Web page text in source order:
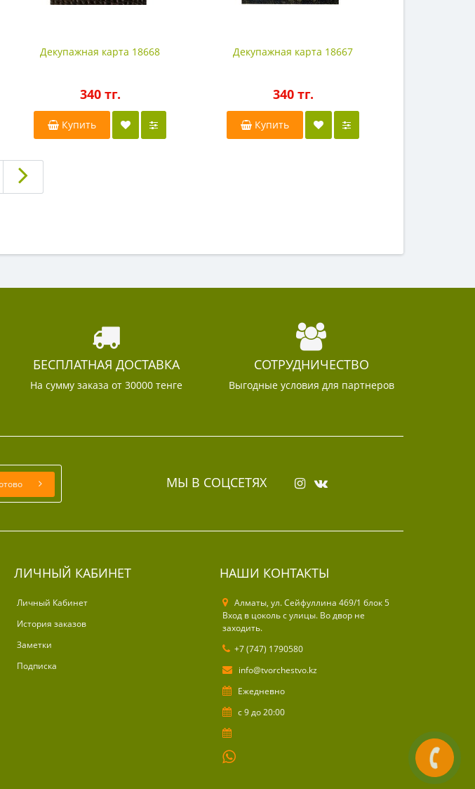
Декупажная карта 18668
340 тг.
Купить
Декупажная карта 18667
340 тг.
Купить
БЕСПЛАТНАЯ ДОСТАВКА
На сумму заказа от 30000 тенге
СОТРУДНИЧЕСТВО
Выгодные условия для партнеров
МЫ В СОЦСЕТЯХ
ЛИЧНЫЙ КАБИНЕТ
Личный Кабинет
История заказов
Заметки
Подписка
НАШИ КОНТАКТЫ
Алматы, ул. Cейфуллина 469/1 блок 5
Вход в цоколь с улицы. Во двор не
заходить.
+7 (747) 1790580
info@tvorchestvo.kz
Ежедневно
с 9 до 20:00